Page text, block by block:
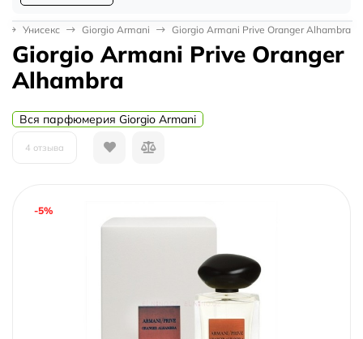
Унисекс Giorgio Armani Giorgio Armani Prive Oranger Alhambra
Giorgio Armani Prive Oranger
Alhambra
Вся парфюмерия Giorgio Armani
4 отзыва
-5%